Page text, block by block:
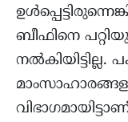
ബീഫിനെ
നൽകിയിട്ടില്ല.